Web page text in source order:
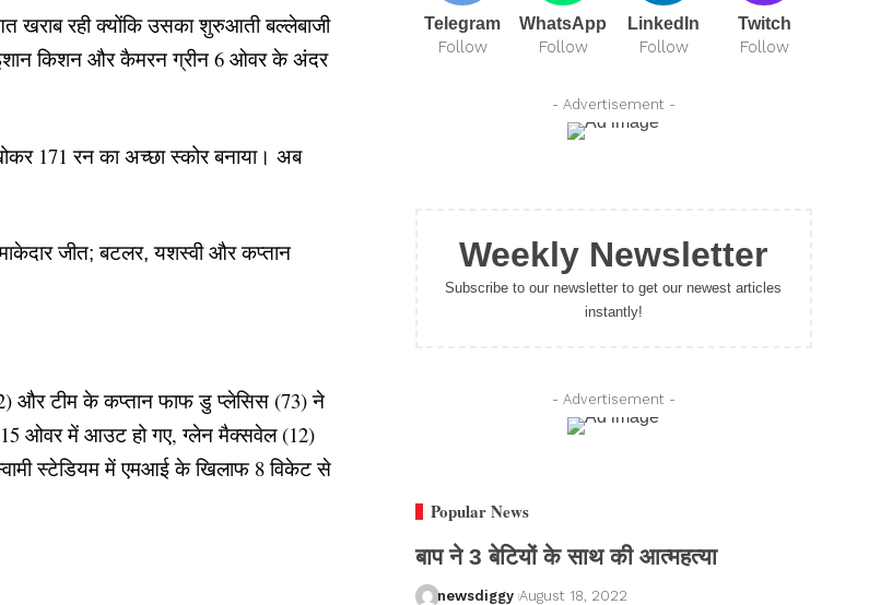
रही क्योंकि उसका शुरुआती बल्लेबाजी
इशान किशन और कैमरन ग्रीन 6 ओवर के अंदर
171 रन का अच्छा स्कोर बनाया। अब
जीत; बटलर, यशस्वी और कप्तान
और टीम के कप्तान फाफ डु प्लेसिस (73) ने
ओवर में आउट हो गए, ग्लेन मैक्सवेल (12)
स्टेडियम में एमआई के खिलाफ 8 विकेट से
Telegram
Follow
WhatsApp
Follow
LinkedIn
Follow
Twitch
Follow
- Advertisement -
Weekly Newsletter
Subscribe to our newsletter to get our newest articles
instantly!
- Advertisement -
Popular News
बाप ने 3 बेटियों के साथ की आत्महत्या
newsdiggy August 18, 2022